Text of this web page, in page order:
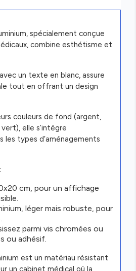
spécialement conçue
combine esthétisme et
un texte en blanc, assure
tout en offrant un design
couleurs de fond (argent,
elle s’intègre
types d’aménagements
cm, pour un affichage
léger mais robuste, pour
parmi vis chromées ou
ou adhésif.
est un matériau résistant
un cabinet médical où la